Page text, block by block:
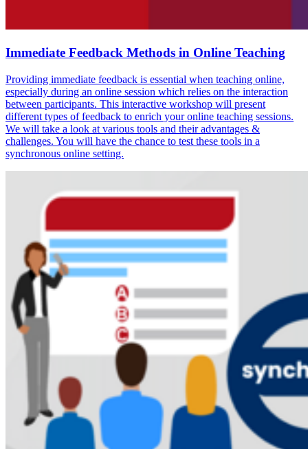
Immediate Feedback Methods in Online Teaching
Providing immediate feedback is essential when teaching online,
especially during an online session which relies on the interaction
between participants. This interactive workshop will present
different types of feedback to enrich your online teaching sessions.
We will take a look at various tools and their advantages &
challenges. You will have the chance to test these tools in a
synchronous online setting.